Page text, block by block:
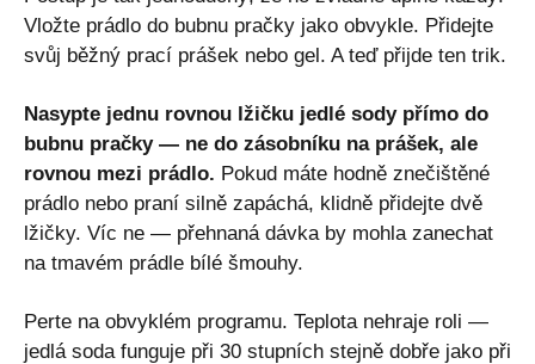
Vložte prádlo do bubnu pračky jako obvykle. Přidejte
svůj běžný prací prášek nebo gel. A teď přijde ten trik.
Nasypte jednu rovnou lžičku jedlé sody přímo do
bubnu pračky — ne do zásobníku na prášek, ale
rovnou mezi prádlo. Pokud máte hodně znečištěné
prádlo nebo praní silně zapáchá, klidně přidejte dvě
lžičky. Víc ne — přehnaná dávka by mohla zanechat
na tmavém prádle bílé šmouhy.
Perte na obvyklém programu. Teplota nehraje roli —
jedlá soda funguje při 30 stupních stejně dobře jako při